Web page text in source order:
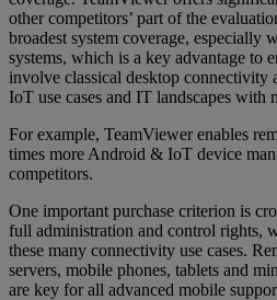
other competitors’ part of the
broadest system coverage, especially
systems, which is a key advantage to
involve classical desktop connectivity
IoT use cases and IT landscapes with
For example, TeamViewer enables
times more Android & IoT device
competitors.
One important purchase criterion is
full administration and control rights,
these many connectivity use cases.
servers, mobile phones, tablets and
are key for all advanced mobile